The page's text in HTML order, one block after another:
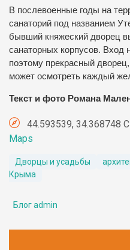
В послевоенные годы на
санаторий под названием
бывший княжеский дворец
санаторных корпусов. Вход
поэтому прекрасный
может осмотреть каждый
Текст и фото Романа
44.593539, 34.368748
Maps
Дворцы и усадьбы
Крыма
Блог admin